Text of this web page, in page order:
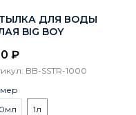
ДЛЯ ВОДЫ
BIG BOY
₽
BB-SSTR-1000
1л